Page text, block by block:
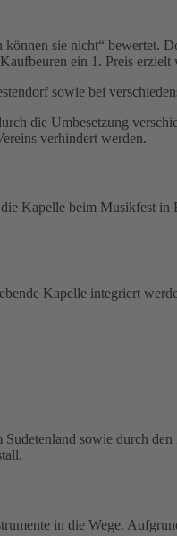
sie nicht“ bewertet.
ein 1. Preis erzielt
sowie bei
die Umbesetzung
verhindert werden.
Kapelle beim Musikfest
Kapelle integriert
sowie durch
in die Wege.